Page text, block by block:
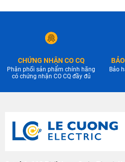
CHỨNG NHẬN CO CQ
Phân phối sản phẩm chính hãng
có chứng nhận CO CQ đầy đủ
Bảo